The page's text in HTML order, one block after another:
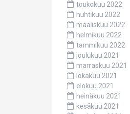
toukokuu 2022
huhtikuu 2022
maaliskuu 2022
helmikuu 2022
tammikuu 2022
joulukuu 2021
marraskuu 2021
lokakuu 2021
elokuu 2021
heinäkuu 2021
kesäkuu 2021